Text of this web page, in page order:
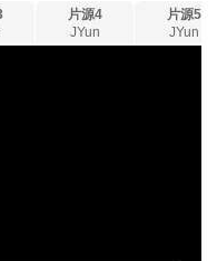
片源4
JYun
片源5
JYun